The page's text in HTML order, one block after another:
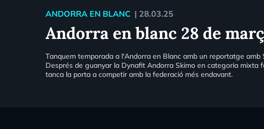
ANDORRA EN BLANC | 28.03.25
Andorra en blanc 28 de
Tanquem temporada a l'Andorra en Blanc amb un reportatge
Després de guanyar la Dynafit Andorra Skimo en categoria mixta
tanca la porta a competir amb la federació més endavant.